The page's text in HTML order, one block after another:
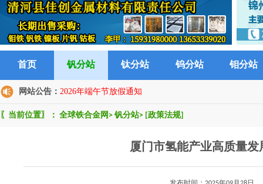
首页 钒分站 钛分站 钨分站 钼分站
网站公告： 2026年端午节放假通知
〖当前位置〗： 全球铁合金网 > 钒分站> [政策法规]
厦门市氢能产业高质量